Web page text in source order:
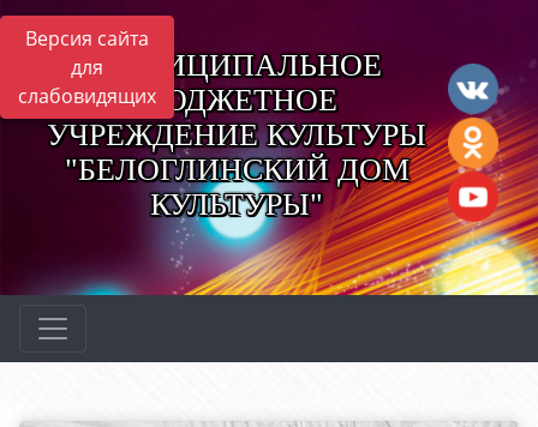
Версия сайта
для
слабовидящих
МУНИЦИПАЛЬНОЕ
БЮДЖЕТНОЕ
УЧРЕЖДЕНИЕ КУЛЬТУРЫ
"БЕЛОГЛИНСКИЙ ДОМ
КУЛЬТУРЫ"